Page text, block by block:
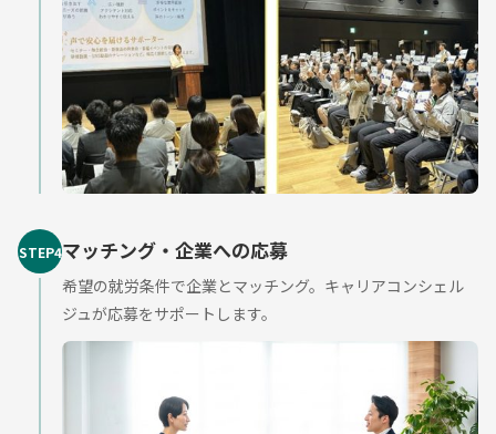
STEP4マッチング・企業への応募
希望の就労条件で企業とマッチング。キャリアコンシェル
ジュが応募をサポートします。